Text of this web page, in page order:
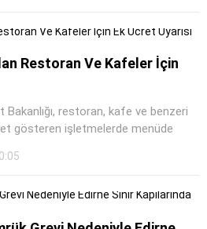
Restoran Ve Kafeler İçin
restoran, kafe ve benzeri
gösteren işletmelerde menüde